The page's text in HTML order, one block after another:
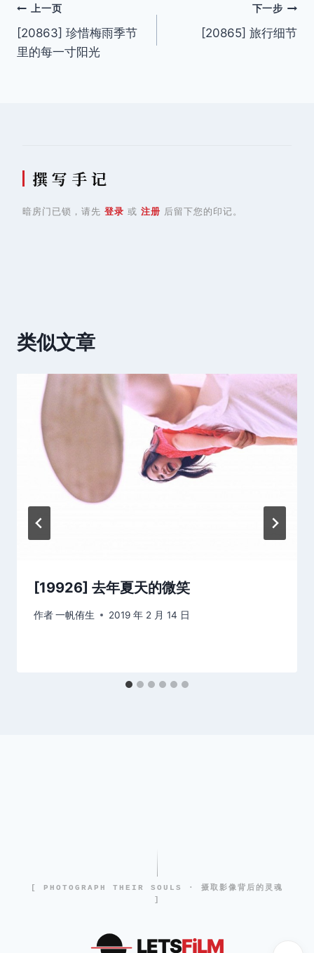
文
章
上一页
[20863] 珍惜梅雨季节
里的每一寸阳光
下一步
[20865] 旅行细节
撰 写 手 记
暗房门已锁，请先 登录 或 注册 后留下您的印记。
类似文章
[19926] 去年夏天的微笑
作者一帆侑生 2019 年 2 月 14 日
[ PHOTOGRAPH THEIR SOULS · 摄取影像背后的灵魂
]
LETSFiLM